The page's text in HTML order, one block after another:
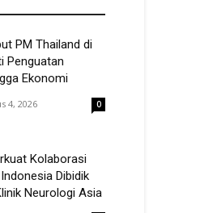
PM Thailand di
Penguatan
Ekonomi
4, 2026 0
Kolaborasi
Dibidik
Neurologi Asia